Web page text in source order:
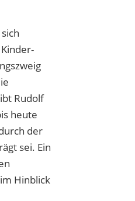
Rudolf
heute
der
sei. Ein
Hinblick